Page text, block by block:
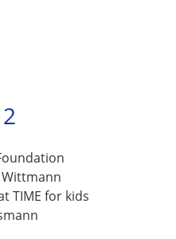
TIME for kids